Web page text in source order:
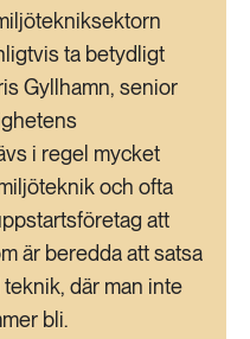
ta betydligt
Gyllhamn, senior
i regel mycket
och ofta
att
är beredda att satsa
där man inte
bli.